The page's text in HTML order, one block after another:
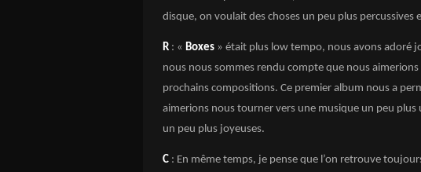
disque, on voulait des choses un peu plus percussives
R : « Boxes » était plus low tempo, nous avons adoré
nous nous sommes rendu compte que nous
prochains compositions. Ce premier album nous a
aimerions nous tourner vers une musique un peu plus
un peu plus joyeuses.
C : En même temps, je pense que l’on retrouve